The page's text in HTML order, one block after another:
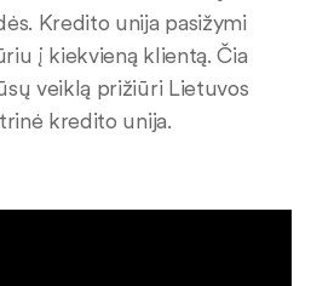
Kredito unija pasižymi
į kiekvieną klientą. Čia
veiklą prižiūri Lietuvos
kredito unija.